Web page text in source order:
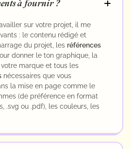
à fournir ?
sur votre projet, il me
: le contenu rédigé et
du projet, les références
donner le ton graphique, la
marque et tous les
nécessaires que vous
la mise en page comme le
(de préférence en format
.svg ou .pdf), les couleurs, les